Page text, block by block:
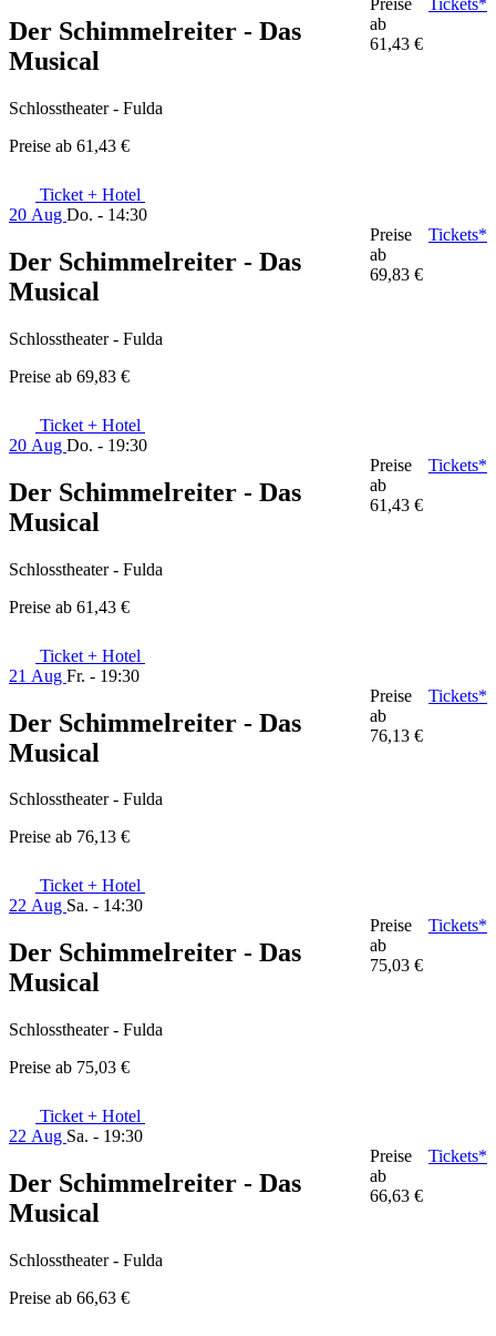
Der Schimmelreiter - Das
Musical
Schlosstheater - Fulda
Preise ab 61,43 €
Preise
ab
61,43 €
Tickets*
Ticket + Hotel
20 Aug Do. - 14:30
Der Schimmelreiter - Das
Musical
Schlosstheater - Fulda
Preise ab 69,83 €
Preise
ab
69,83 €
Tickets*
Ticket + Hotel
20 Aug Do. - 19:30
Der Schimmelreiter - Das
Musical
Schlosstheater - Fulda
Preise ab 61,43 €
Preise
ab
61,43 €
Tickets*
Ticket + Hotel
21 Aug Fr. - 19:30
Der Schimmelreiter - Das
Musical
Schlosstheater - Fulda
Preise ab 76,13 €
Preise
ab
76,13 €
Tickets*
Ticket + Hotel
22 Aug Sa. - 14:30
Der Schimmelreiter - Das
Musical
Schlosstheater - Fulda
Preise ab 75,03 €
Preise
ab
75,03 €
Tickets*
Ticket + Hotel
22 Aug Sa. - 19:30
Der Schimmelreiter - Das
Musical
Schlosstheater - Fulda
Preise ab 66,63 €
Preise
ab
66,63 €
Tickets*